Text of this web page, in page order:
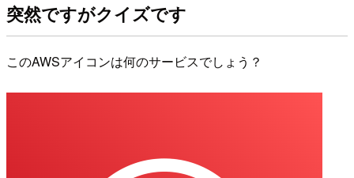
突然ですがクイズです
このAWSアイコンは何のサービスでしょう？